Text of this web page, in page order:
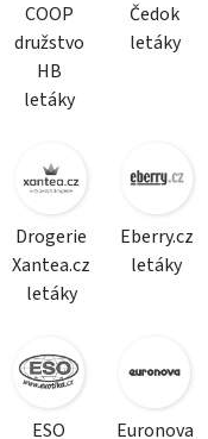
COOP
družstvo
HB
letáky
Čedok
letáky
Drogerie
Xantea.cz
letáky
Eberry.cz
letáky
ESO
Euronova